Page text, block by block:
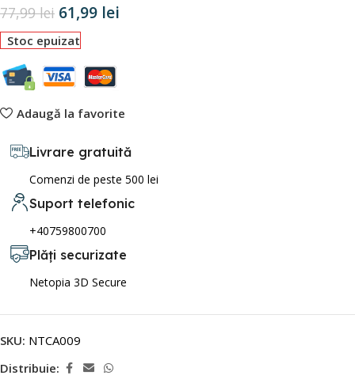
77,99lei 61,99 lei
Stoc epuizat
Adaugă la favorite
Livrare gratuită
Comenzi de peste 500 lei
Suport telefonic
+40759800700
Plăți securizate
Netopia 3D Secure
SKU: NTCA009
Distribuie: